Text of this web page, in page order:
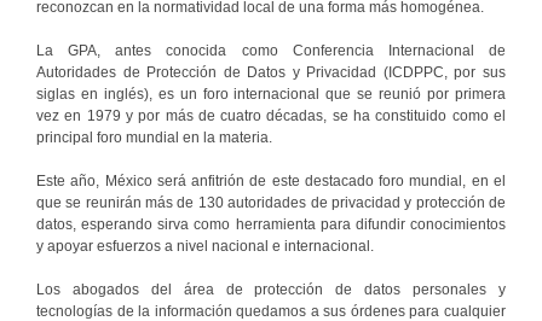
reconozcan en la normatividad local de una forma más homogénea.
La GPA, antes conocida como Conferencia Internacional de
Autoridades de Protección de Datos y Privacidad (ICDPPC, por sus
siglas en inglés), es un foro internacional que se reunió por primera
vez en 1979 y por más de cuatro décadas, se ha constituido como el
principal foro mundial en la materia.
Este año, México será anfitrión de este destacado foro mundial, en el
que se reunirán más de 130 autoridades de privacidad y protección de
datos, esperando sirva como herramienta para difundir conocimientos
y apoyar esfuerzos a nivel nacional e internacional.
Los abogados del área de protección de datos personales y
tecnologías de la información quedamos a sus órdenes para cualquier